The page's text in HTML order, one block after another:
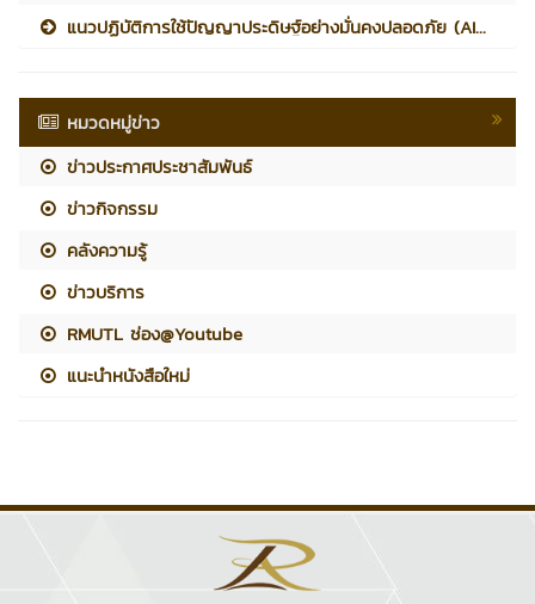
แนวปฏิบัติการใช้ปัญญาประดิษฐ์อย่างมั่นคงปลอดภัย (AI...
หมวดหมู่ข่าว
ข่าวประกาศประชาสัมพันธ์
ข่าวกิจกรรม
คลังความรู้
ข่าวบริการ
RMUTL ช่อง@Youtube
แนะนำหนังสือใหม่